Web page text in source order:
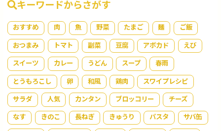
キーワードからさがす
おすすめ 肉 魚 野菜 たまご 麺 ご飯
おつまみ トマト 副菜 豆腐 アボカド えび
スイーツ カレー うどん スープ 春雨
とうもろこし 卵 和風 鶏肉 スワイプレシピ
サラダ 人気 カンタン ブロッコリー チーズ
なす きのこ 長ねぎ きゅうり パスタ サバ缶